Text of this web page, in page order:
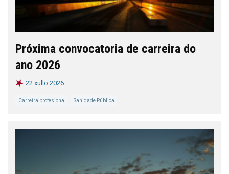
Próxima convocatoria de carreira do
ano 2026
22 xullo 2026
Carreira profesional Sanidade Pública